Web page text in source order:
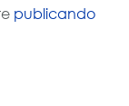
publicando